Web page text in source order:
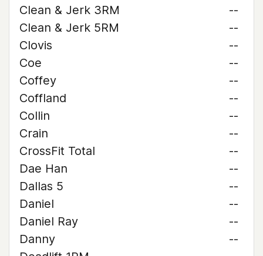
Clean & Jerk 3RM
--
Clean & Jerk 5RM
--
Clovis
--
Coe
--
Coffey
--
Coffland
--
Collin
--
Crain
--
CrossFit Total
--
Dae Han
--
Dallas 5
--
Daniel
--
Daniel Ray
--
Danny
--